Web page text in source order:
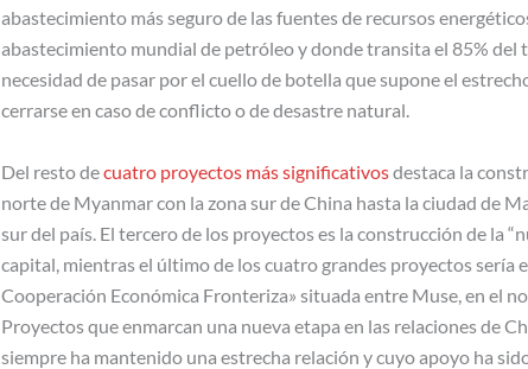
abastecimiento más seguro de las fuentes de recursos
abastecimiento mundial de petróleo y donde transita el 85% del
necesidad de pasar por el cuello de botella que supone el
cerrarse en caso de conflicto o de desastre natural.
Del resto decuatro proyectos más significativosdestaca la
norte de Myanmar con la zona sur de China hasta la ciudad de
sur del país. El tercero de los proyectos es la construcción de la
capital, mientras el último de los cuatro grandes proyectos sería
Cooperación Económica Fronteriza» situada entre Muse, en el
Proyectos que enmarcan una nueva etapa en las relaciones de
siempre ha mantenido una estrecha relación y cuyo apoyo ha